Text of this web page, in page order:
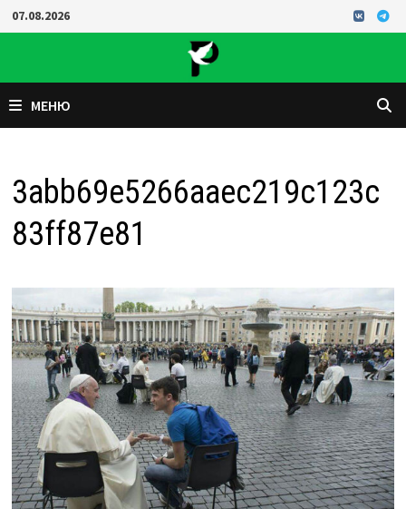
Перейти
к
07.08.2026
МЕНЮ
3abb69e5266aaec219c123c
83ff87e81